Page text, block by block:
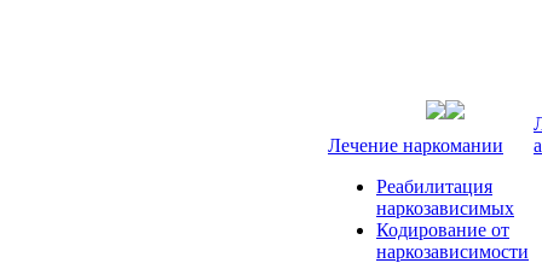
Лечение наркомании
Реабилитация
наркозависимых
Кодирование от
наркозависимости